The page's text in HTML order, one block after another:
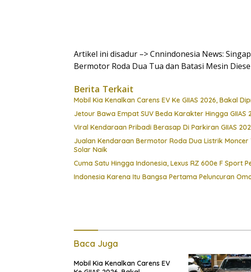
Artikel ini disadur –> Cnnindonesia News:
Bermotor Roda Dua Tua dan Batasi Mesin
Berita Terkait
Mobil Kia Kenalkan Carens EV Ke GIIAS 2026, Bakal
Jetour Bawa Empat SUV Beda Karakter Hingga GIIAS
Viral Kendaraan Pribadi Berasap Di Parkiran GIIAS
Jualan Kendaraan Bermotor Roda Dua Listrik
Solar Naik
Cuma Satu Hingga Indonesia, Lexus RZ 600e F Sport
Indonesia Karena Itu Bangsa Pertama Peluncuran
Baca Juga
Mobil Kia Kenalkan Carens EV